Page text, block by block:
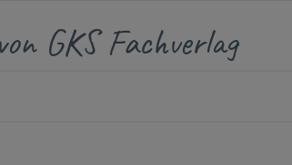
GKS Fachverlag